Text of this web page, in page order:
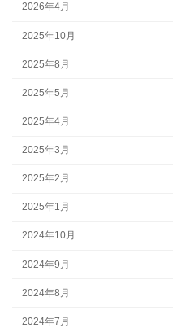
2026年4月
2025年10月
2025年8月
2025年5月
2025年4月
2025年3月
2025年2月
2025年1月
2024年10月
2024年9月
2024年8月
2024年7月